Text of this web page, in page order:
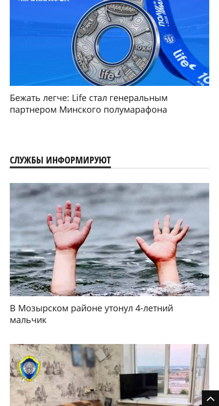
Бежать легче: Life стал генеральным
партнером Минского полумарафона
СЛУЖБЫ ИНФОРМИРУЮТ
В Мозырском районе утонул 4-летний
мальчик